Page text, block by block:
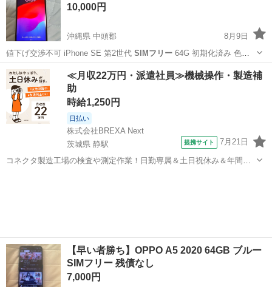
各種フリマサイトの相場や最低金額を...
10,000円
沖縄県 中頭郡
8月9日
値下げ交渉不可 iPhone SE 第2世代 SIMフリー64G 初期化済み 色：
ホワイト IMEI：351200145224292 バッテリー88%。 目立つキズもな
く綺麗です。写真で確認してくださ...
沖縄 中頭郡 その他 iPhone SE2
≪月収22万円・派遣社員≫機械操作・製造補
助
時給1,250円
日払い
株式会社BREXA Next
茨城県 静駅
提携サイト 7月21日
コネクタ製造工場の検査や測定作業！日勤専属＆土日祝休み＆年間休
【早い者勝ち】OPPO A5 2020 64GB ブルー
SIMフリー 残債なし
7,000円